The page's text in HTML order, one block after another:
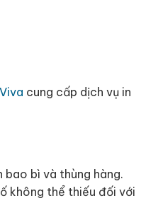
cung cấp dịch vụ in
bao bì và thùng hàng.
không thể thiếu đối với